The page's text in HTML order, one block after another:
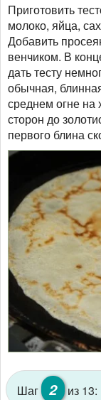
Приготовить
молоко, яйца,
Добавить
венчиком. В
дать тесту
обычная,
среднем огне на
сторон до
первого блина
Шаг 2
из 13: